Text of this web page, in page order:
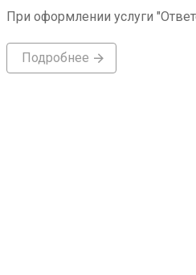
При оформлении услуги
Подробнее